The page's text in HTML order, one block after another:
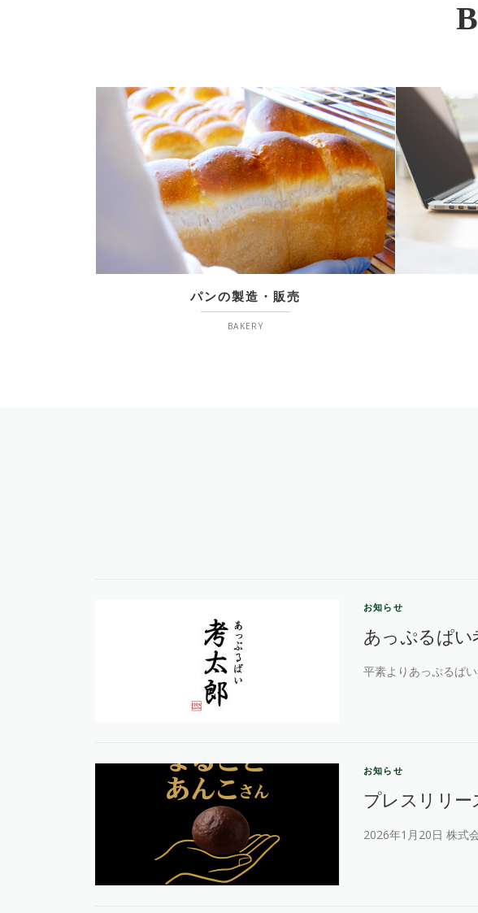
パンの製造・販売
BAKERY
あっぷるぱい
平素よりあっぷるぱ
プレスリリース
2026年1月20日 株式